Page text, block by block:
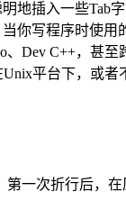
地插入一些Tab
你写程序时使用
Dev C++，甚至
平台下，或者
一次折行后，